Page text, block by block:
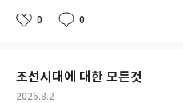
기도 볼만 했지만, 이 작품속에
만을 쫓으며 사는 아빠 카를의 모
작가가 자신의 엄마를 생각하며
좋
0
댓
0
작
조선시대에 대한 모든것
작
2026.8.2